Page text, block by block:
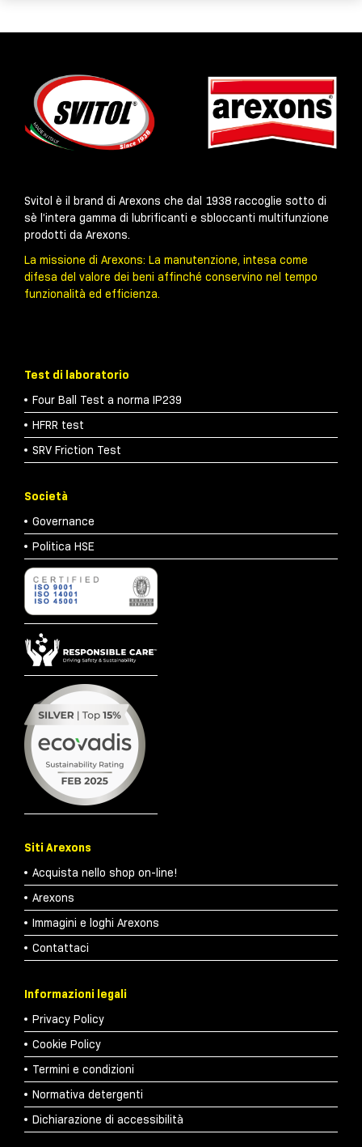
Svitol è il brand di Arexons che dal 1938 raccoglie sotto di
sè l’intera gamma di lubrificanti e sbloccanti multifunzione
prodotti da Arexons.
La missione di Arexons: La manutenzione, intesa come
difesa del valore dei beni affinché conservino nel tempo
funzionalità ed efficienza.
Test di laboratorio
Four Ball Test a norma IP239
HFRR test
SRV Friction Test
Società
Governance
Politica HSE
Siti Arexons
Acquista nello shop on-line!
Arexons
Immagini e loghi Arexons
Contattaci
Informazioni legali
Privacy Policy
Cookie Policy
Termini e condizioni
Normativa detergenti
Dichiarazione di accessibilità